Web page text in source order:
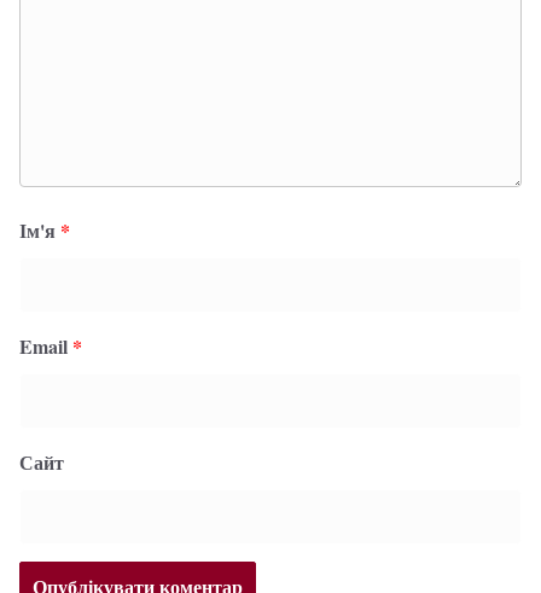
Ім'я *
Email *
Сайт